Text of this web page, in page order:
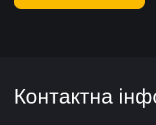
Контактна